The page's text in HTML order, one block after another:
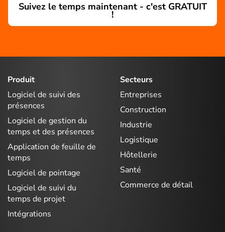
Suivez le temps maintenant - c'est GRATUIT
!
Produit
Logiciel de suivi des
présences
Logiciel de gestion du
temps et des présences
Application de feuille de
temps
Logiciel de pointage
Logiciel de suivi du
temps de projet
Intégrations
Secteurs
Entreprises
Construction
Industrie
Logistique
Hôtellerie
Santé
Commerce de détail